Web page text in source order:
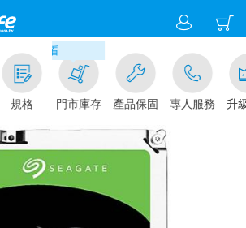
規格
)-請點我看
門市庫存 產品保固 專人服務 升